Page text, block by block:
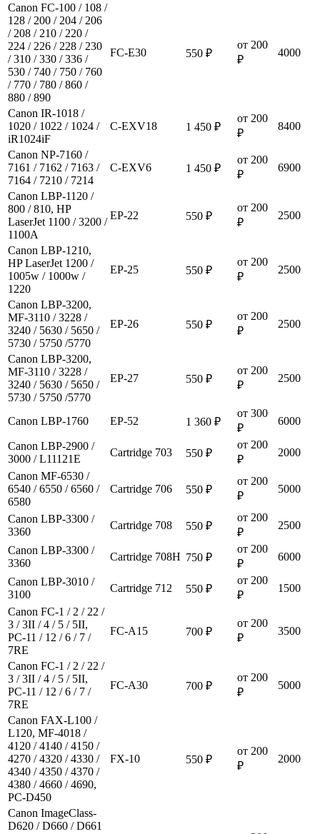
Canon FC-100 / 108 /
128 / 200 / 204 / 206
/ 208 / 210 / 220 /
224 / 226 / 228 / 230
/ 310 / 330 / 336 /
530 / 740 / 750 / 760
/ 770 / 780 / 860 /
880 / 890
FC-E30 550 ₽
от 200
₽
4000
Canon IR-1018 /
1020 / 1022 / 1024 /
iR1024iF
C-EXV18 1 450 ₽
от 200
₽
8400
Canon NP-7160 /
7161 / 7162 / 7163 /
7164 / 7210 / 7214
C-EXV6 1 450 ₽
от 200
₽
6900
Canon LBP-1120 /
800 / 810, HP
LaserJet 1100 / 3200 /
1100A
EP-22 550 ₽
от 200
₽
2500
Canon LBP-1210,
HP LaserJet 1200 /
1005w / 1000w /
1220
EP-25 550 ₽
от 200
₽
2500
Canon LBP-3200,
MF-3110 / 3228 /
3240 / 5630 / 5650 /
5730 / 5750 /5770
EP-26 550 ₽
от 200
₽
2500
Canon LBP-3200,
MF-3110 / 3228 /
3240 / 5630 / 5650 /
5730 / 5750 /5770
EP-27 550 ₽
от 200
₽
2500
Canon LBP-1760 EP-52 1 360 ₽
от 300
₽
6000
Canon LBP-2900 /
3000 / L11121E
Cartridge 703 550 ₽
от 200
₽
2000
Canon MF-6530 /
6540 / 6550 / 6560 /
6580
Cartridge 706 550 ₽
от 200
₽
5000
Canon LBP-3300 /
3360
Cartridge 708 550 ₽
от 200
₽
2500
Canon LBP-3300 /
3360
Cartridge 708H 750 ₽
от 200
₽
6000
Canon LBP-3010 /
3100
Cartridge 712 550 ₽
от 200
₽
1500
Canon FC-1 / 2 / 22 /
3 / 3II / 4 / 5 / 5II,
PC-11 / 12 / 6 / 7 /
7RE
FC-A15 700 ₽
от 200
₽
3500
Canon FC-1 / 2 / 22 /
3 / 3II / 4 / 5 / 5II,
PC-11 / 12 / 6 / 7 /
7RE
FC-A30 700 ₽
от 200
₽
5000
Canon FAX-L100 /
L120, MF-4018 /
4120 / 4140 / 4150 /
4270 / 4320 / 4330 /
4340 / 4350 / 4370 /
4380 / 4660 / 4690,
PC-D450
FX-10 550 ₽
от 200
₽
2000
Canon ImageClass-
D620 / D660 / D661